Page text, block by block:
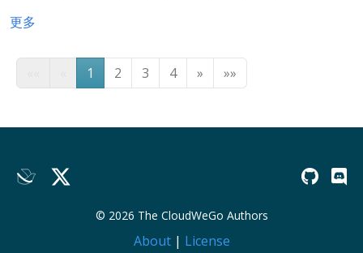
更多
1 2 3 4 » »»
© 2026 The CloudWeGo Authors
About| License